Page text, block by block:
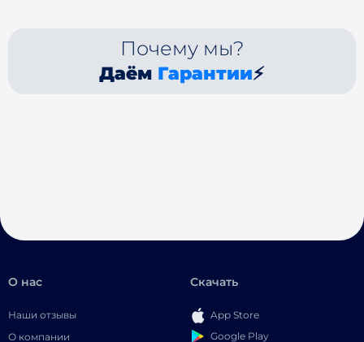
Почему мы?
Даём Гарантии⚡
О нас
Наши отзывы
О компании
Скачать
App Store
Google Play